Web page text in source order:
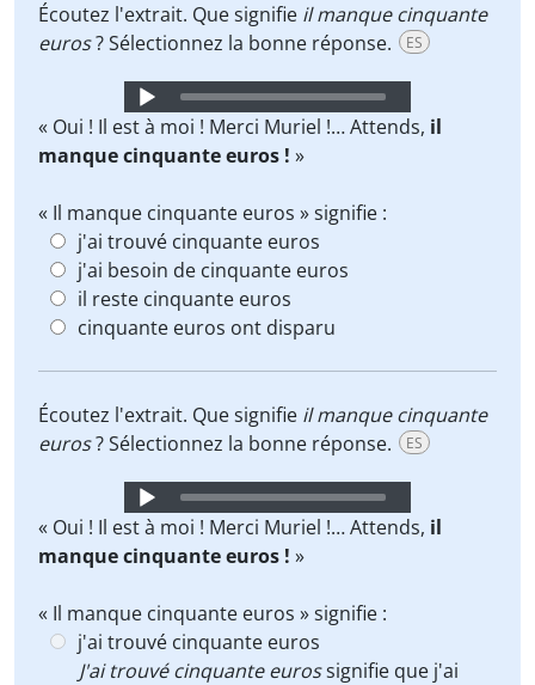
Écoutez l'extrait. Que signifie il manque cinquante
euros? Sélectionnez la bonne réponse. ES
Audio
Player
« Oui ! Il est à moi ! Merci Muriel !… Attends, il
manque cinquante euros ! »
« Il manque cinquante euros » signifie :
j'ai trouvé cinquante euros
j'ai besoin de cinquante euros
il reste cinquante euros
cinquante euros ont disparu
Écoutez l'extrait. Que signifie il manque cinquante
euros? Sélectionnez la bonne réponse. ES
Audio
Player
« Oui ! Il est à moi ! Merci Muriel !… Attends, il
manque cinquante euros ! »
« Il manque cinquante euros » signifie :
j'ai trouvé cinquante euros
J'ai trouvé cinquante eurossignifie que j'ai